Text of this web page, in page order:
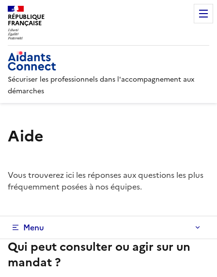
RÉPUBLIQUE
FRANÇAISE
Sécuriser les professionnels dans l'accompagnement aux
démarches
Aide
Vous trouverez ici les réponses aux questions les plus
fréquemment posées à nos équipes.
Menu de la FAQ
Menu
Qui peut consulter ou agir sur un
mandat ?